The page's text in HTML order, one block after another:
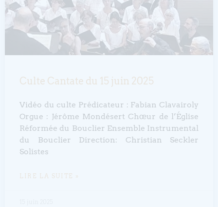
Culte Cantate du 15 juin 2025
Vidéo du culte Prédicateur : Fabian Clavairoly
Orgue : Jérôme Mondésert Chœur de l’Église
Réformée du Bouclier Ensemble Instrumental
du Bouclier Direction: Christian Seckler
Solistes
LIRE LA SUITE »